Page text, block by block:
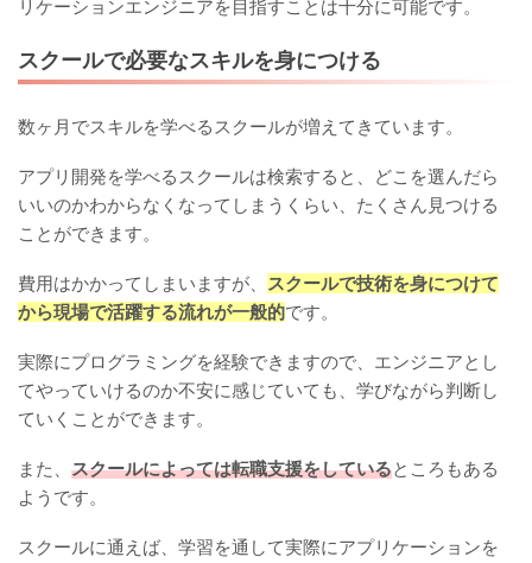
リケーションエンジニアを目指すことは十分に可能です。
スクールで必要なスキルを身につける
数ヶ月でスキルを学べるスクールが増えてきています。
アプリ開発を学べるスクールは検索すると、どこを選んだら
いいのかわからなくなってしまうくらい、たくさん見つける
ことができます。
費用はかかってしまいますが、
スクールで技術を身につけて
から現場で活躍する流れが一般的です。
実際にプログラミングを経験できますので、エンジニアとし
てやっていけるのか不安に感じていても、学びながら判断し
ていくことができます。
また、 スクールによっては転職支援をしているところもある
ようです。
スクールに通えば、学習を通して実際にアプリケーションを